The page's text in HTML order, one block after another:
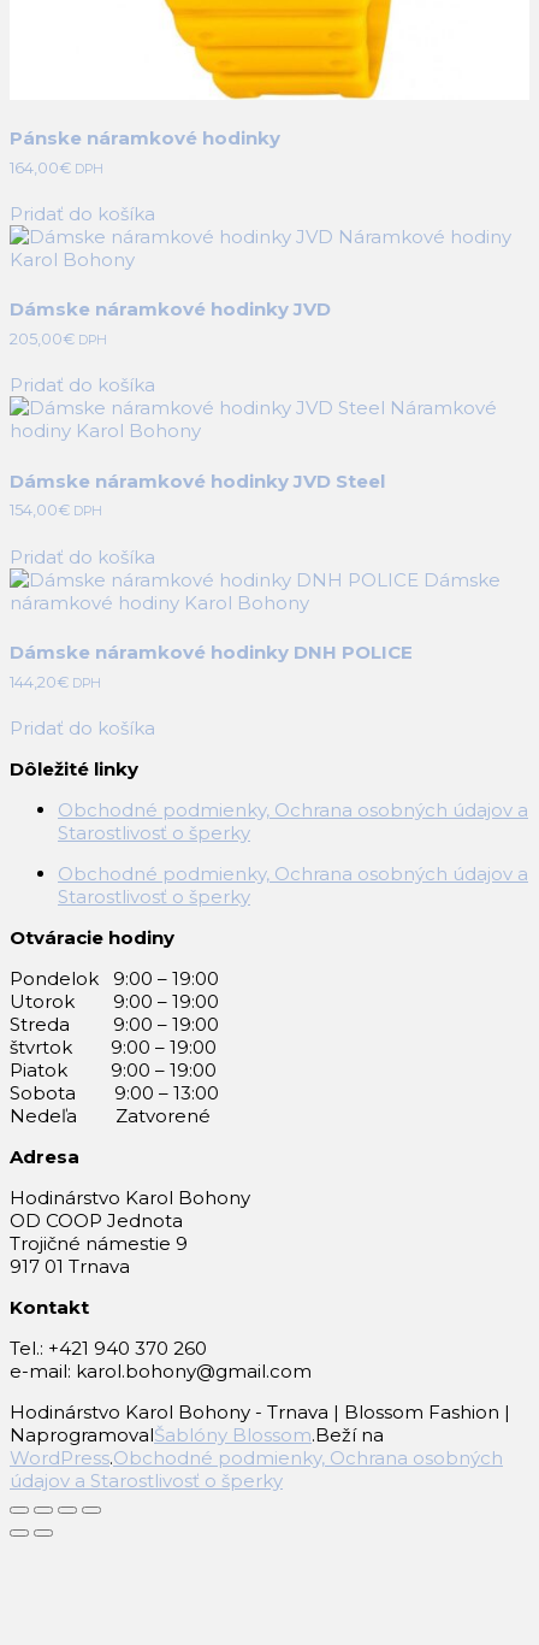
Pánske náramkové hodinky
164,00€ DPH
Pridať do košíka
Dámske náramkové hodinky JVD
205,00€ DPH
Pridať do košíka
Dámske náramkové hodinky JVD Steel
154,00€ DPH
Pridať do košíka
Dámske náramkové hodinky DNH POLICE
144,20€ DPH
Pridať do košíka
Dôležité linky
Obchodné podmienky, Ochrana osobných údajov a
Starostlivosť o šperky
Obchodné podmienky, Ochrana osobných údajov a
Starostlivosť o šperky
Otváracie hodiny
Pondelok 9:00 – 19:00
Utorok 9:00 – 19:00
Streda 9:00 – 19:00
štvrtok 9:00 – 19:00
Piatok 9:00 – 19:00
Sobota 9:00 – 13:00
Nedeľa Zatvorené
Adresa
Hodinárstvo Karol Bohony
OD COOP Jednota
Trojičné námestie 9
917 01 Trnava
Kontakt
Tel.: +421 940 370 260
e-mail: karol.bohony@gmail.com
Hodinárstvo Karol Bohony - Trnava | Blossom Fashion |
NaprogramovalŠablóny Blossom.Beží na
WordPress.Obchodné podmienky, Ochrana osobných
údajov a Starostlivosť o šperky